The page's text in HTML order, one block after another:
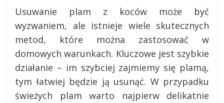
Usuwanie plam z koców może być
wyzwaniem, ale istnieje wiele skutecznych
metod, które można zastosować w
domowych warunkach. Kluczowe jest szybkie
działanie – im szybciej zajmiemy się plamą,
tym łatwiej będzie ją usunąć. W przypadku
świeżych plam warto najpierw delikatnie